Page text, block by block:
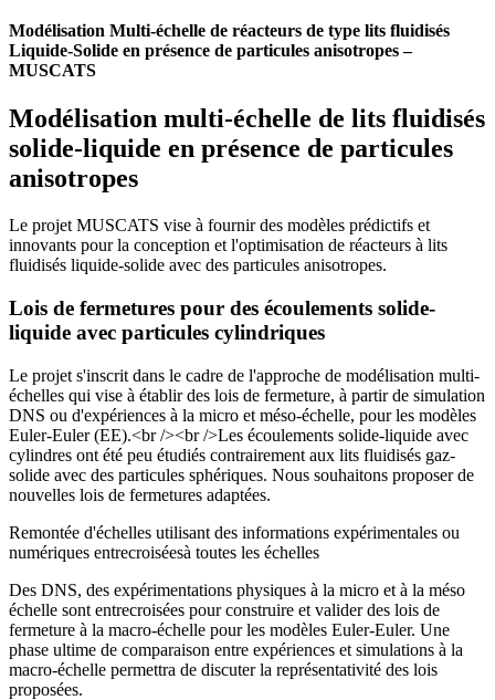
Modélisation Multi-échelle de réacteurs de type lits fluidisés
Liquide-Solide en présence de particules anisotropes –
MUSCATS
Modélisation multi-échelle de lits fluidisés
solide-liquide en présence de particules
anisotropes
Le projet MUSCATS vise à fournir des modèles prédictifs et
innovants pour la conception et l'optimisation de réacteurs à lits
fluidisés liquide-solide avec des particules anisotropes.
Lois de fermetures pour des écoulements solide-
liquide avec particules cylindriques
Le projet s'inscrit dans le cadre de l'approche de modélisation multi-
échelles qui vise à établir des lois de fermeture, à partir de simulation
DNS ou d'expériences à la micro et méso-échelle, pour les modèles
Euler-Euler (EE).<br /><br />Les écoulements solide-liquide avec
cylindres ont été peu étudiés contrairement aux lits fluidisés gaz-
solide avec des particules sphériques. Nous souhaitons proposer de
nouvelles lois de fermetures adaptées.
Remontée d'échelles utilisant des informations expérimentales ou
numériques entrecroiséesà toutes les échelles
Des DNS, des expérimentations physiques à la micro et à la méso
échelle sont entrecroisées pour construire et valider des lois de
fermeture à la macro-échelle pour les modèles Euler-Euler. Une
phase ultime de comparaison entre expériences et simulations à la
macro-échelle permettra de discuter la représentativité des lois
proposées.